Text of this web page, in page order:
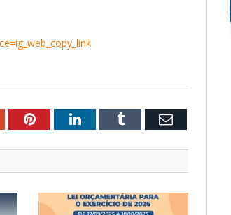
PinterestLinkedInTumblr Email